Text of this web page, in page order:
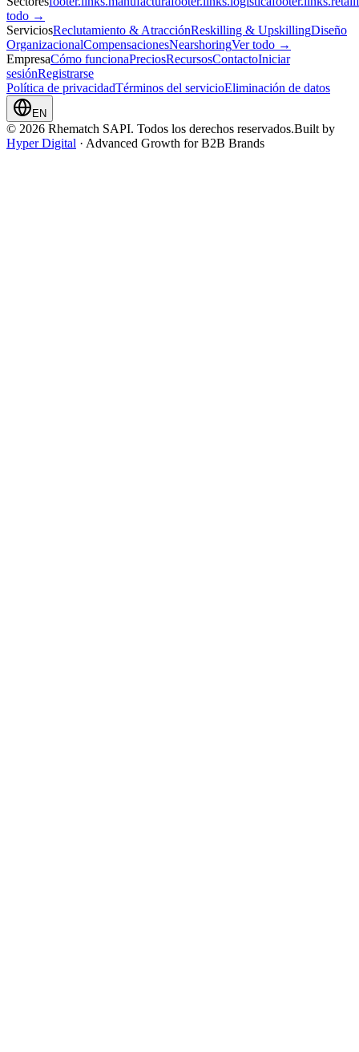
todo →
ServiciosReclutamiento & AtracciónReskilling & UpskillingDiseño
OrganizacionalCompensacionesNearshoringVer todo →
EmpresaCómo funcionaPreciosRecursosContactoIniciar
sesiónRegistrarse
Política de privacidadTérminos del servicioEliminación de datos
EN
© 2026 Rhematch SAPI. Todos los derechos reservados.Built by
Hyper Digital · Advanced Growth for B2B Brands